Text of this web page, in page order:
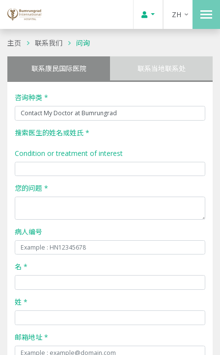
ZH
主页 联系我们 问询
联系康民国际医院 联系当地联系处
咨询种类 *
搜索医生的姓名或姓氏 *
Condition or treatment of interest
您的问题 *
病人编号
名 *
姓 *
邮箱地址 *